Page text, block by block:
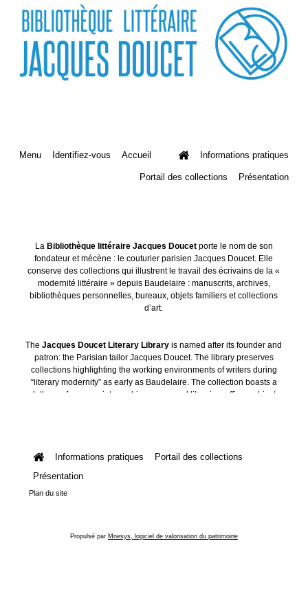
Menu Identifiez-vous Accueil Informations pratiques
Portail des collections Présentation
La Bibliothèque littéraire Jacques Doucetporte le nom de son
fondateur et mécène : le couturier parisien Jacques Doucet. Elle
conserve des collections qui illustrent le travail des écrivains de la «
modernité littéraire » depuis Baudelaire : manuscrits, archives,
bibliothèques personnelles, bureaux, objets familiers et collections
d’art.
TheJacques Doucet Literary Library is named after its founder and
patron: the Parisian tailor Jacques Doucet. The library preserves
collections highlighting the working environments of writers during
“literary modernity” as early as Baudelaire. The collection boasts a
plethora of manuscripts, archives, personal libraries, offices, objects
Informations pratiques
Portail des collections
Présentation
Plan du site
Propulsé par Mnesys, logiciel de valorisation du patrimoine